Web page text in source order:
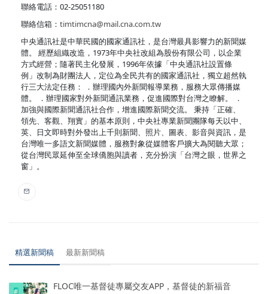
聯絡電話：02-25051180
聯絡信箱： timtimcna@mail.cna.com.tw
中央通訊社是中華民國的國家通訊社，是台灣最具影響力的新聞媒
體。 經歷組織改造，1973年中央社改組為股份有限公司，以企業
方式經營；隨著民主化發展，1996年依據「中央通訊社設置條
例」改制為財團法人，定位為全民共有的國家通訊社，獨立超然執
行三大法定任務： ．辦理國內外新聞報導業務，服務大眾傳播媒
體。 ．辦理國家對外新聞通訊業務，促進國際對台灣之瞭解。 ．
加強與國際新聞通訊社合作，增進國際新聞交流。 秉持「正確、
領先、客觀、翔實」的基本原則，中央社專業新聞團隊每天以中、
英、日文即時對外發出上千則新聞、照片、圖表、影音與資訊，是
台灣唯一多語文新聞媒體，服務對象從媒體客戶擴大為閱聽大眾；
從台灣民眾延伸至全球僑胞與讀者，充分扮演「台灣之眼，世界之
窗」。
精選新聞稿 最新新聞稿
FLOC唯一基督徒專屬交友APP，基督徒的新福音